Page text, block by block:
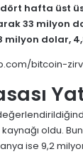
hafta üst
33 milyon
milyon dolar,
oldu.
ise 9,2 milyon